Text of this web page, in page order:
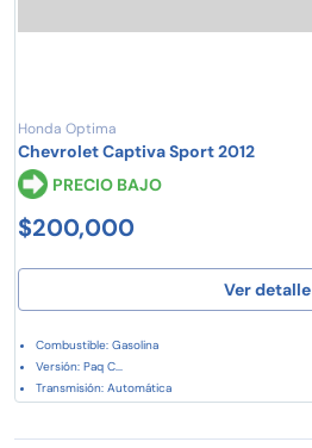
Honda Optima
Chevrolet Captiva Sport 2012
PRECIO BAJO
$200,000
Ver detalle
Combustible: Gasolina
Versión: Paq C...
Transmisión: Automática